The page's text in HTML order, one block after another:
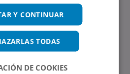
Edificio Skylight
14-16, 28050, Madrid
Y CONTINUAR
TODAS
DE COOKIES